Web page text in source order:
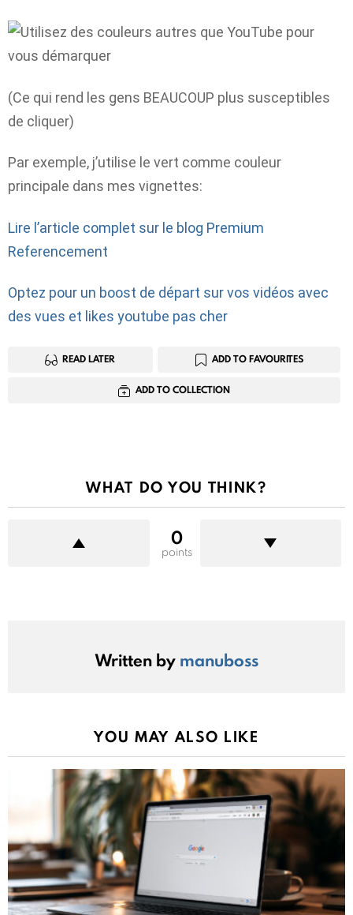
(Ce qui rend les gens BEAUCOUP plus susceptibles
de cliquer)
Par exemple, j’utilise le vert comme couleur
principale dans mes vignettes:
Lire l’article complet sur le blog Premium
Referencement
Optez pour un boost de départ sur vos vidéos avec
des vues et likes youtube pas cher
READ LATER ADD TO FAVOURITES
ADD TO COLLECTION
WHAT DO YOU THINK?
0
points
Written by manuboss
YOU MAY ALSO LIKE